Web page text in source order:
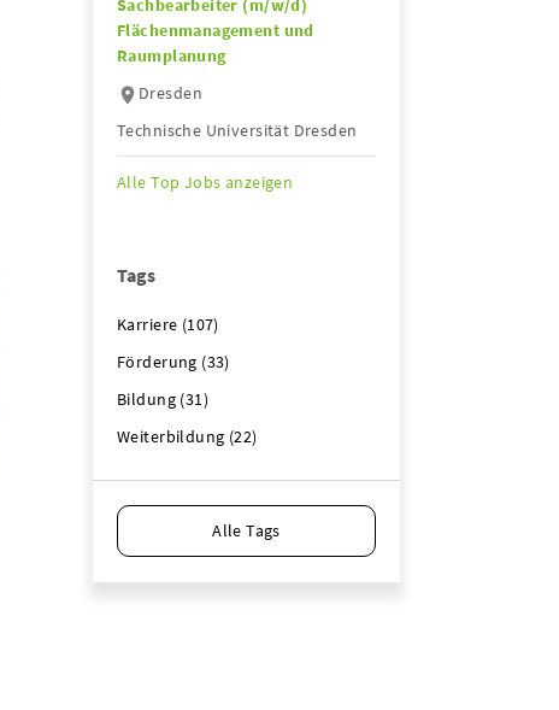
Sachbearbeiter (m/w/d)
Flächenmanagement und
Raumplanung
Dresden
Technische Universität Dresden
Alle Top Jobs anzeigen
Tags
Karriere (107)
Förderung (33)
Bildung (31)
Weiterbildung (22)
Alle Tags